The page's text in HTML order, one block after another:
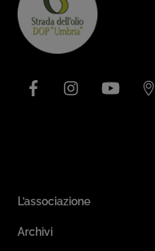
L’associazione
Archivi